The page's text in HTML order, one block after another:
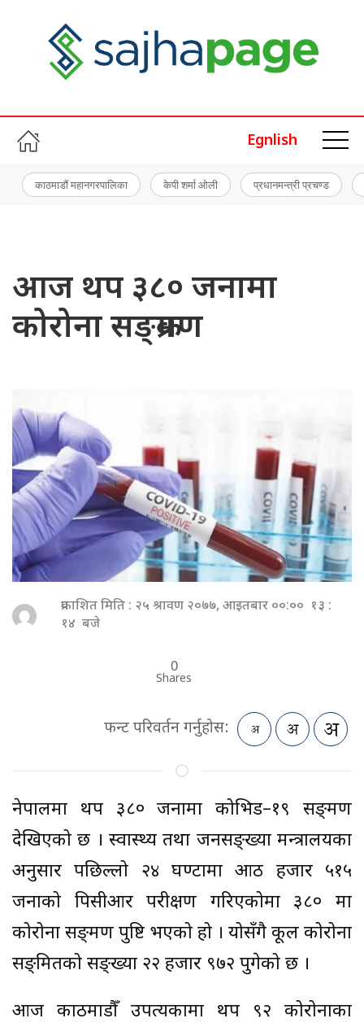
Egnlish
काठमाडौं महानगरपालिका केपी शर्मा ओली प्रधानमन्त्री प्रचण्ड
आज थप ३८० जनामा
कोरोना सङ्क्रमण
प्रकाशित मिति : २५ श्रावण २०७७, आइतबार ००:०० १३ :
१४ बजे
0
Shares
फन्ट परिवर्तन गर्नुहोस:
नेपालमा थप ३८० जनामा कोभिड–१९ सङ्क्रमण
देखिएको छ । स्वास्थ्य तथा जनसङ्ख्या मन्त्रालयका
अनुसार पछिल्लो २४ घण्टामा आठ हजार ५१५
जनाको पिसीआर परीक्षण गरिएकोमा ३८० मा
कोरोना सङ्क्रमण पुष्टि भएको हो । योसँगै कूल कोरोना
सङ्क्रमितको सङ्ख्या २२ हजार ९७२ पुगेको छ ।
आज काठमाडौँ उपत्यकामा थप ९२ कोरोनाका